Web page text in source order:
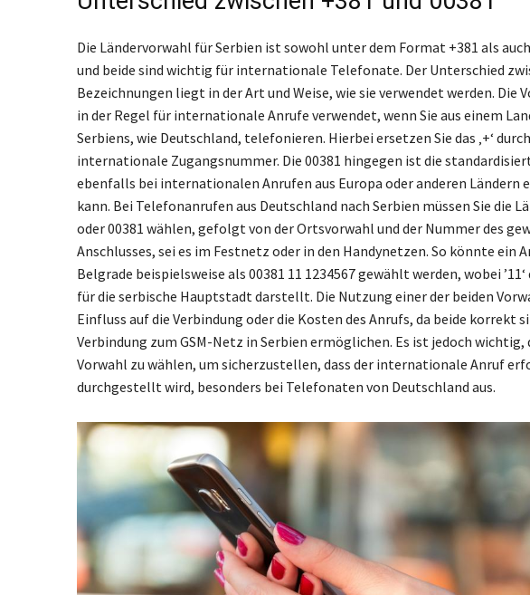
Die Ländervorwahl für Serbien ist sowohl unter dem Format +381 als
und beide sind wichtig für internationale Telefonate. Der Unterschied
Bezeichnungen liegt in der Art und Weise, wie sie verwendet werden. Die
in der Regel für internationale Anrufe verwendet, wenn Sie aus einem
Serbiens, wie Deutschland, telefonieren. Hierbei ersetzen Sie das ‚+‘
internationale Zugangsnummer. Die 00381 hingegen ist die
ebenfalls bei internationalen Anrufen aus Europa oder anderen Ländern
kann. Bei Telefonanrufen aus Deutschland nach Serbien müssen Sie die
oder 00381 wählen, gefolgt von der Ortsvorwahl und der Nummer des
Anschlusses, sei es im Festnetz oder in den Handynetzen. So könnte ein
Belgrade beispielsweise als 00381 11 1234567 gewählt werden, wobei
für die serbische Hauptstadt darstellt. Die Nutzung einer der beiden
Einfluss auf die Verbindung oder die Kosten des Anrufs, da beide korrekt
Verbindung zum GSM-Netz in Serbien ermöglichen. Es ist jedoch
Vorwahl zu wählen, um sicherzustellen, dass der internationale Anruf
durchgestellt wird, besonders bei Telefonaten von Deutschland aus.